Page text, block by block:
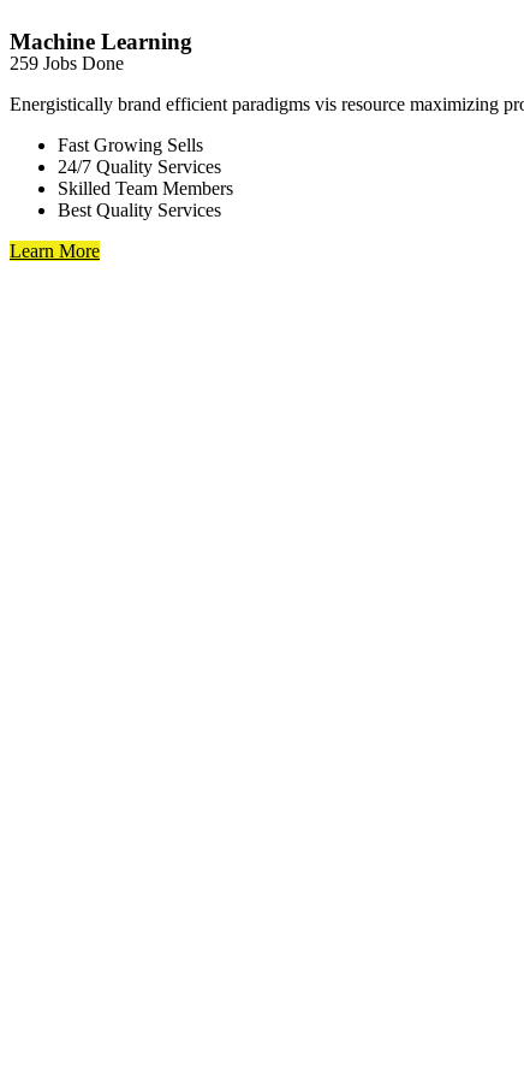
Machine Learning
259 Jobs Done
Energistically brand efficient paradigms vis resource maximizing
Fast Growing Sells
24/7 Quality Services
Skilled Team Members
Best Quality Services
Learn More